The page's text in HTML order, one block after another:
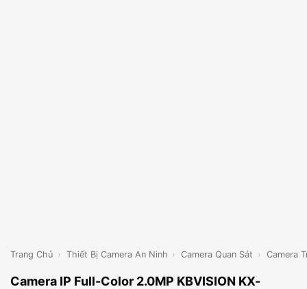
Trang Chủ › Thiết Bị Camera An Ninh › Camera Quan Sát › Camera
Camera IP Full-Color 2.0MP KBVISION KX-